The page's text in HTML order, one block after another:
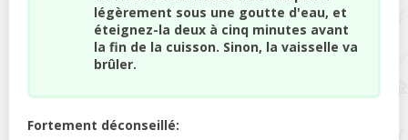
légèrement sous une goutte d'eau, et
éteignez-la deux à cinq minutes avant
la fin de la cuisson. Sinon, la vaisselle va
brûler.
Fortement déconseillé: